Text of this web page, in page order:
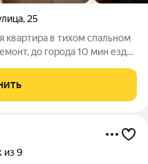
, 25
квартира в тихом спальном
до города 10 мин езды,
из 9